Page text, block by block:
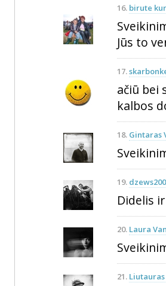
16. birute
Jūs to
17.
ačiū bei
kalbos
18. Gintaras
19.
Didelis
20. Laura
21.